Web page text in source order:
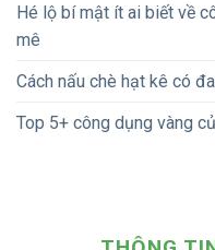
Hé lộ bí mật ít ai biết về
mê
Cách nấu chè hạt kê có
Top 5+ công dụng vàng